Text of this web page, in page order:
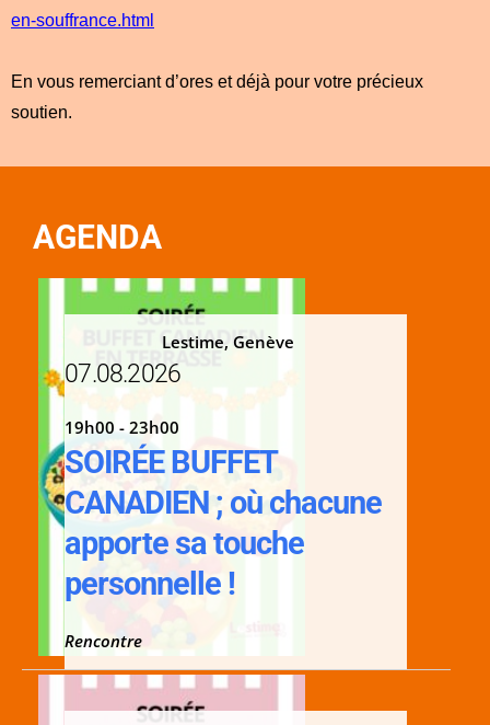
en-souffrance.html
En vous remerciant d’ores et déjà pour votre précieux
soutien.
AGENDA
Lestime, Genève
07.08.2026
19h00 - 23h00
SOIRÉE BUFFET
CANADIEN ; où chacune
apporte sa touche
personnelle !
Rencontre